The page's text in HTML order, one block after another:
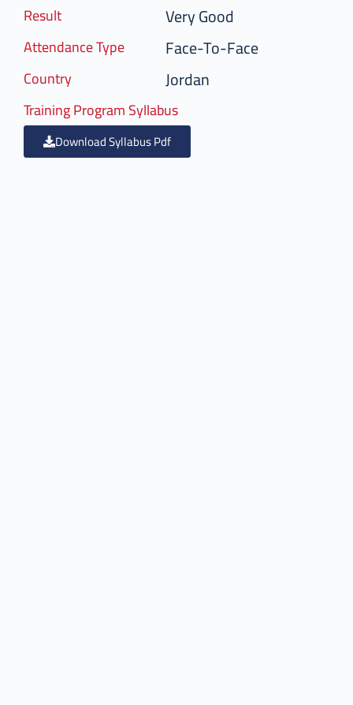
Result Very Good
Attendance Type Face-To-Face
Country Jordan
Training Program Syllabus
Download Syllabus Pdf